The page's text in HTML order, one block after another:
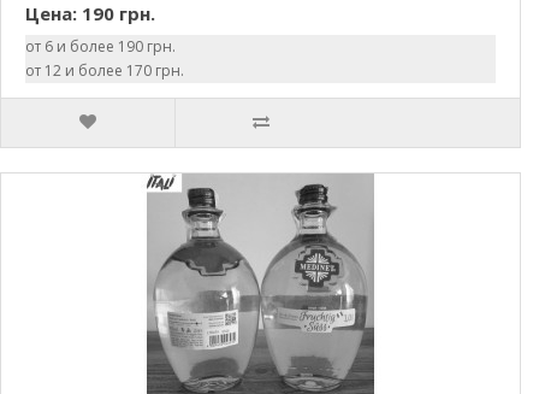
Цена: 190 грн.
от 6 и более 190 грн.
от 12 и более 170 грн.